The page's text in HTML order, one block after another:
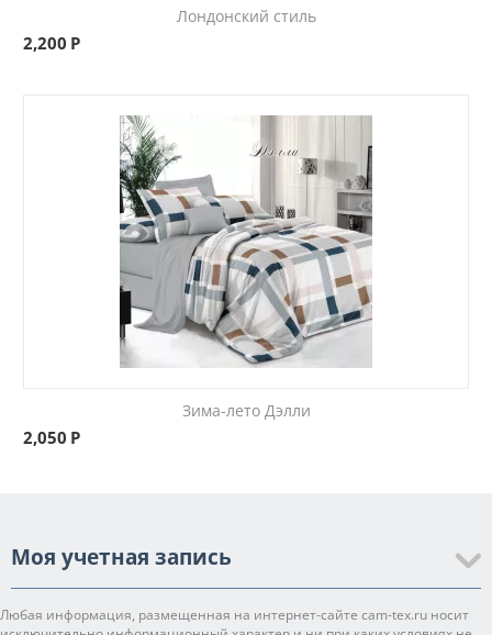
Лондонский стиль
2,200 Р
Зима-лето Дэлли
2,050 Р
Моя учетная запись
Любая информация, размещенная на интернет-сайте cam-tex.ru носит